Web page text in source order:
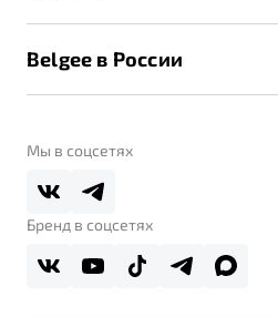
Калькулятор ТО
Помощь на дорогах
Belgee Линк
Belgee Плюс
Реферальная программа
Контакты
Belgee в России
О дилерском центре
Правовая информация
Мы в соцсетях
Бренд в соцсетях